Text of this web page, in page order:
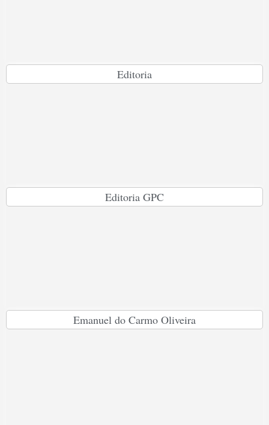
Editoria
Editoria GPC
Emanuel do Carmo Oliveira